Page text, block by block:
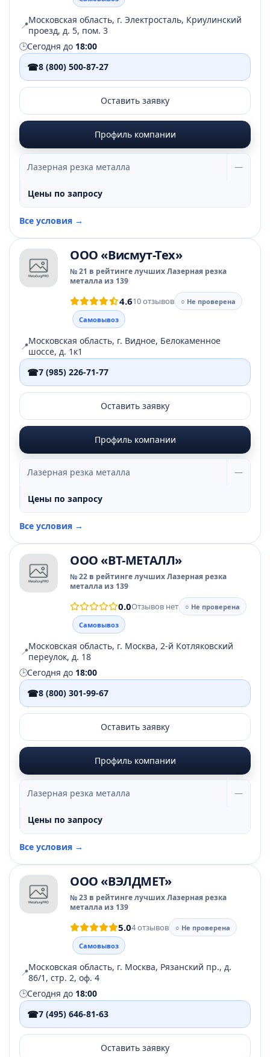
📍Московская область, г. Электросталь, Криулинский
проезд, д. 5, пом. 3
🕒Сегодня до 18:00
☎8 (800) 500-87-27
Оставить заявку
Профиль компании
Лазерная резка металла —
Цены по запросу
Все условия →
ООО «Висмут-Тех»
№ 21 в рейтинге лучших Лазерная резка
металла из 139
4.610 отзывов
○ Не проверена
Самовывоз
📍Московская область, г. Видное, Белокаменное
шоссе, д. 1к1
☎7 (985) 226-71-77
Оставить заявку
Профиль компании
Лазерная резка металла —
Цены по запросу
Все условия →
ООО «ВТ-МЕТАЛЛ»
№ 22 в рейтинге лучших Лазерная резка
металла из 139
0.0Отзывов нет
○ Не проверена
Самовывоз
📍Московская область, г. Москва, 2-й Котляковский
переулок, д. 18
🕒Сегодня до 18:00
☎8 (800) 301-99-67
Оставить заявку
Профиль компании
Лазерная резка металла —
Цены по запросу
Все условия →
ООО «ВЭЛДМЕТ»
№ 23 в рейтинге лучших Лазерная резка
металла из 139
5.04 отзывов
○ Не проверена
Самовывоз
📍Московская область, г. Москва, Рязанский пр., д.
86/1, стр. 2, оф. 4
🕒Сегодня до 18:00
☎7 (495) 646-81-63
Оставить заявку